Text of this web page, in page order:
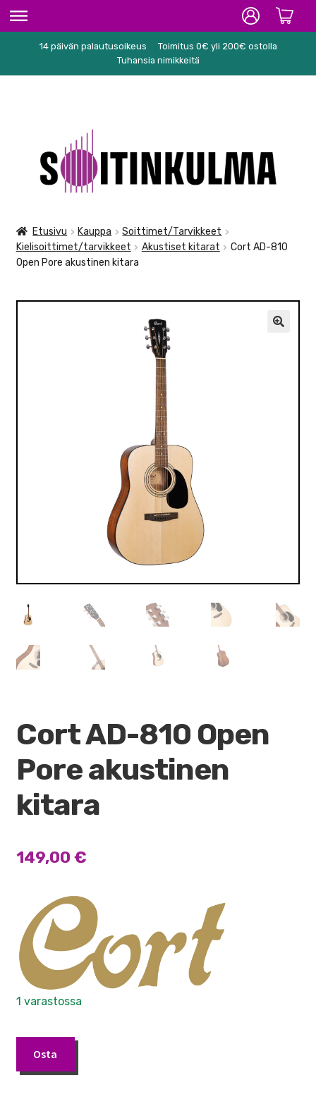
ETUSIVU
KARAOKE
NUOTIT
TARVIKKEET
14 päivän palautusoikeus
Toimitus 0€ yli 200€ ostolla
Tuhansia nimikkeitä
navigointiin
sisältöön
Etusivu Kauppa
Soittimet/Tarvikkeet
Kielisoittimet/tarvikkeet
Akustiset kitarat
Cort AD-810
Open Pore akustinen kitara
Cort AD-810 Open
Pore akustinen
kitara
149,00 €
1 varastossa
Osta